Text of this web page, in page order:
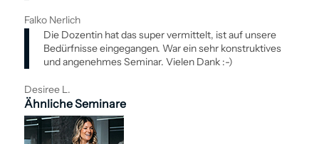
Falko Nerlich
Die Dozentin hat das super vermittelt, ist auf unsere
Bedürfnisse eingegangen. War ein sehr konstruktives
und angenehmes Seminar. Vielen Dank :-)
Desiree L.
Ähnliche Seminare